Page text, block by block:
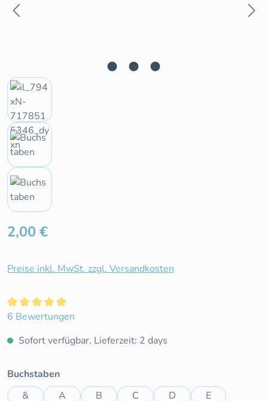
Regulärer Preis:
2,00 €
Preise inkl. MwSt. zzgl. Versandkosten
Durchschnittliche Bewertung von 5 von 5 Sternen
6 Bewertungen
Sofort verfügbar, Lieferzeit: 2 days
Buchstabenauswählen
&
A B C D
E